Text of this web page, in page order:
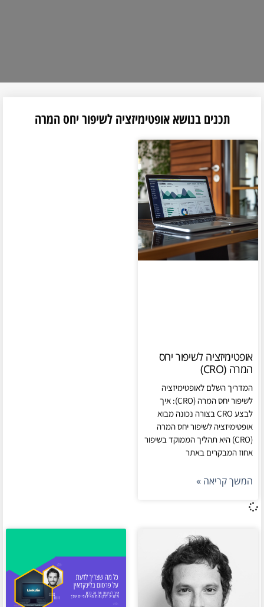
תכנים בנושא אופטימיזציה לשיפור יחס המרה
אופטימיזציה לשיפור יחס
המרה (CRO)
המדריך השלם לאופטימיזציה
לשיפור יחס המרה (CRO): איך
לבצע CRO בצורה נכונה מבוא
אופטימיזציה לשיפור יחס המרה
(CRO) היא תהליך הממוקד בשיפור
אחוז המבקרים באתר
המשך קריאה »